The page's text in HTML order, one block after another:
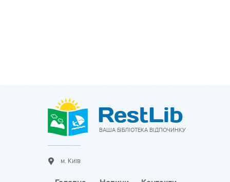
ВАША БІБЛІОТЕКА ВІДПОЧИНКУ
м. Київ